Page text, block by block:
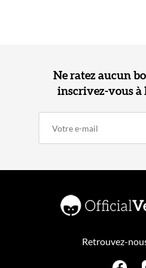
Ne ratez aucun
inscrivez-vous à
Retrouvez-